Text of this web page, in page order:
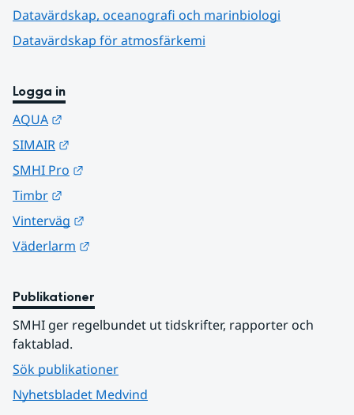
Datavärdskap, oceanografi och marinbiologi
Datavärdskap för atmosfärkemi
Logga in
AQUA
SIMAIR
SMHI Pro
Timbr
Vinterväg
Väderlarm
Publikationer
SMHI ger regelbundet ut tidskrifter, rapporter och
faktablad.
Sök publikationer
Nyhetsbladet Medvind